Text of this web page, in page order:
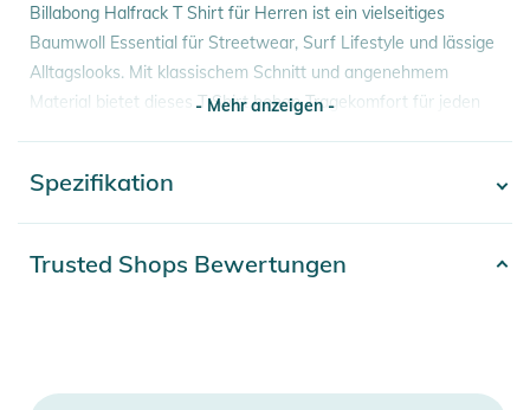
Billabong Halfrack T Shirt für Herren ist ein vielseitiges
Baumwoll Essential für Streetwear, Surf Lifestyle und lässige
Alltagslooks. Mit klassischem Schnitt und angenehmem
Material bietet dieses T Shirt hohen Tragekomfort für jeden
Eigenschaften:
- Weicher Baumwollstoff für atmungsaktiven Tragekomfort
- Klassischer Rundhalsausschnitt für zeitlosen Streetwear
- Bequeme Passform für Casual Wear, Skate Style und Surf
- Mehr anzeigen -
Spezifikation
Trusted Shops Bewertungen